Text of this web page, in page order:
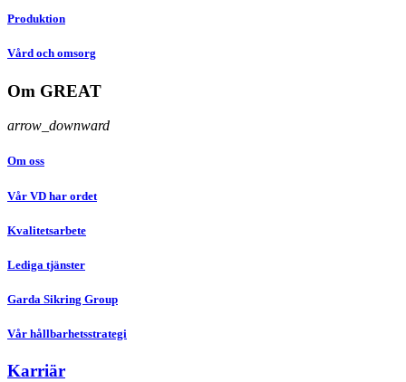
Produktion
Vård och omsorg
Om GREAT
arrow_downward
Om oss
Vår VD har ordet
Kvalitetsarbete
Lediga tjänster
Garda Sikring Group
Vår hållbarhetsstrategi
Karriär